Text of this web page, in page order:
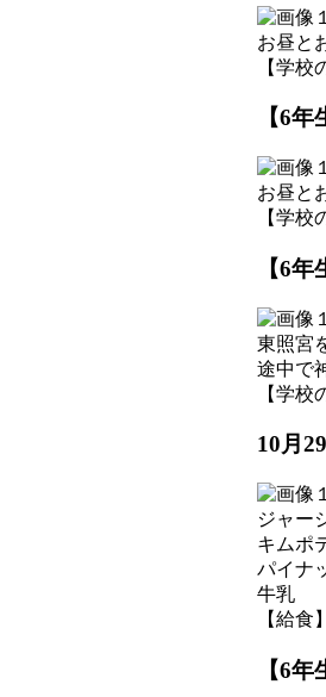
お昼と
【学校
【6
お昼と
【学校
【6
東照宮
途中で
【学校
10月
ジャー
キムポ
パイナ
牛乳
【給食
【6